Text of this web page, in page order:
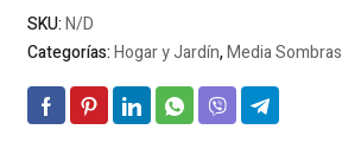
SKU:N/D
Categorías:Hogar y Jardín,Media Sombras